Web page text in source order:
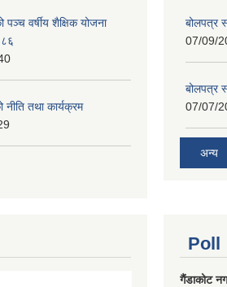
पञ्च वर्षीय शैक्षिक योजना
तथा कार्यक्रम
बोलपत्र
07/09/
बोलपत्र
07/07/
अन्य
Poll
गैंडाकोट